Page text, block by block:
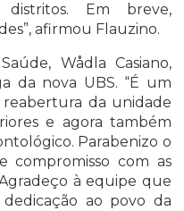
Em breve,
afirmou Flauzino.
Wådla Casiano,
da nova UBS. “É um
da unidade
e agora também
Parabenizo o
compromisso com as
à equipe que
ao povo da